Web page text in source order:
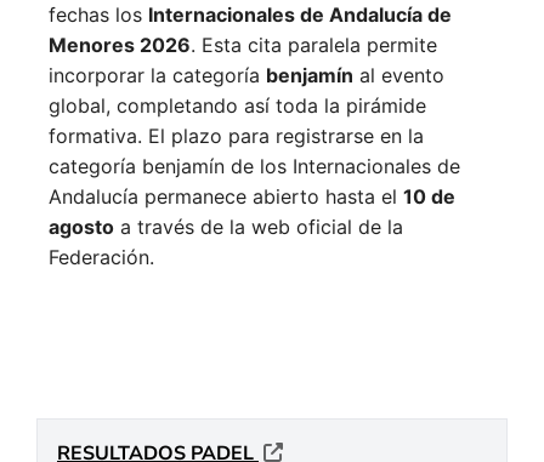
fechas los Internacionales de Andalucía de
Menores 2026. Esta cita paralela permite
incorporar la categoría benjamín al evento
global, completando así toda la pirámide
formativa. El plazo para registrarse en la
categoría benjamín de los Internacionales de
Andalucía permanece abierto hasta el 10 de
agosto a través de la web oficial de la
Federación.